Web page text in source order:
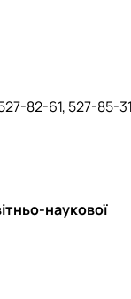
82-61, 527-85-
наукової